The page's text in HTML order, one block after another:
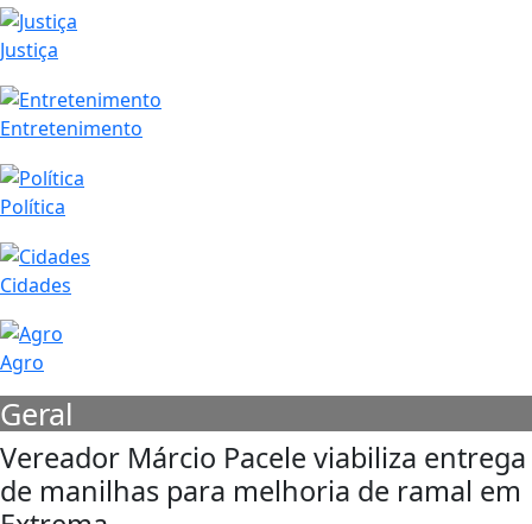
Justiça
Entretenimento
Política
Cidades
Agro
Geral
Vereador Márcio Pacele viabiliza entrega
de manilhas para melhoria de ramal em